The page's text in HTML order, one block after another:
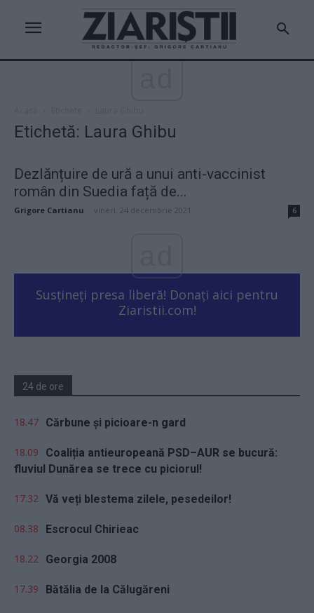
Etichetă: Laura Ghibu
Dezlănțuire de ură a unui anti-vaccinist
român din Suedia față de...
Grigore Cartianu vineri, 24 decembrie 2021 6
Susțineți presa liberă! Donați aici pentru
Ziaristii.com!
24 de ore
18.47 Cărbune și picioare-n gard
18.09
Coaliția antieuropeană PSD–AUR se bucură:
fluviul Dunărea se trece cu piciorul!
17.32 Vă veți blestema zilele, pesedeilor!
08.38 Escrocul Chirieac
18.22 Georgia 2008
17.39 Bătălia de la Călugăreni